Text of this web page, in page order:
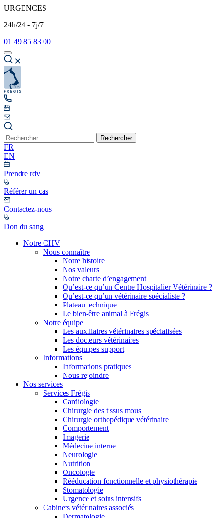
URGENCES
24h/24 - 7j/7
01 49 85 83 00
Rechercher
FR
EN
Prendre rdv
Référer un cas
Contactez-nous
Don du sang
Notre CHV
Nous connaître
Notre histoire
Nos valeurs
Notre charte d’engagement
Qu’est-ce qu’un Centre Hospitalier Vétérinaire ?
Qu’est-ce qu’un vétérinaire spécialiste ?
Plateau technique
Le bien-être animal à Frégis
Notre équipe
Les auxiliaires vétérinaires spécialisées
Les docteurs vétérinaires
Les équipes support
Informations
Informations pratiques
Nous rejoindre
Nos services
Services Frégis
Cardiologie
Chirurgie des tissus mous
Chirurgie orthopédique vétérinaire
Comportement
Imagerie
Médecine interne
Neurologie
Nutrition
Oncologie
Rééducation fonctionnelle et physiothérapie
Stomatologie
Urgence et soins intensifs
Cabinets vétérinaires associés
Dermatologie